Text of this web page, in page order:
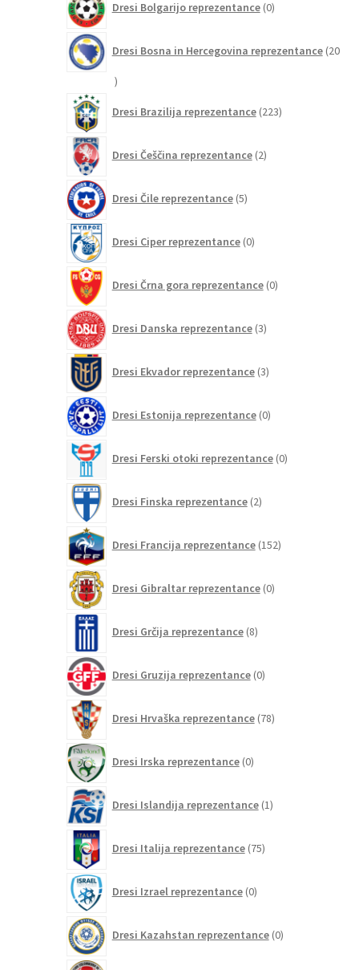
Dresi Bolgarijo reprezentance 0izdelkov
Dresi Bosna in Hercegovina reprezentance 20
20
Dresi Brazilija reprezentance 223izdelkov
Dresi Češčina reprezentance 2izdelka
Dresi Čile reprezentance 5izdelkov
Dresi Ciper reprezentance 0izdelkov
Dresi Črna gora reprezentance 0izdelkov
Dresi Danska reprezentance 3izdelki
Dresi Ekvador reprezentance 3izdelki
Dresi Estonija reprezentance 0izdelkov
Dresi Ferski otoki reprezentance 0izdelkov
Dresi Finska reprezentance 2izdelka
Dresi Francija reprezentance 152izdelkov
Dresi Gibraltar reprezentance 0izdelkov
Dresi Grčija reprezentance 8izdelkov
Dresi Gruzija reprezentance 0izdelkov
Dresi Hrvaška reprezentance 78izdelkov
Dresi Irska reprezentance 0izdelkov
Dresi Islandija reprezentance 1izdelek
Dresi Italija reprezentance 75izdelkov
Dresi Izrael reprezentance 0izdelkov
Dresi Kazahstan reprezentance 0izdelkov